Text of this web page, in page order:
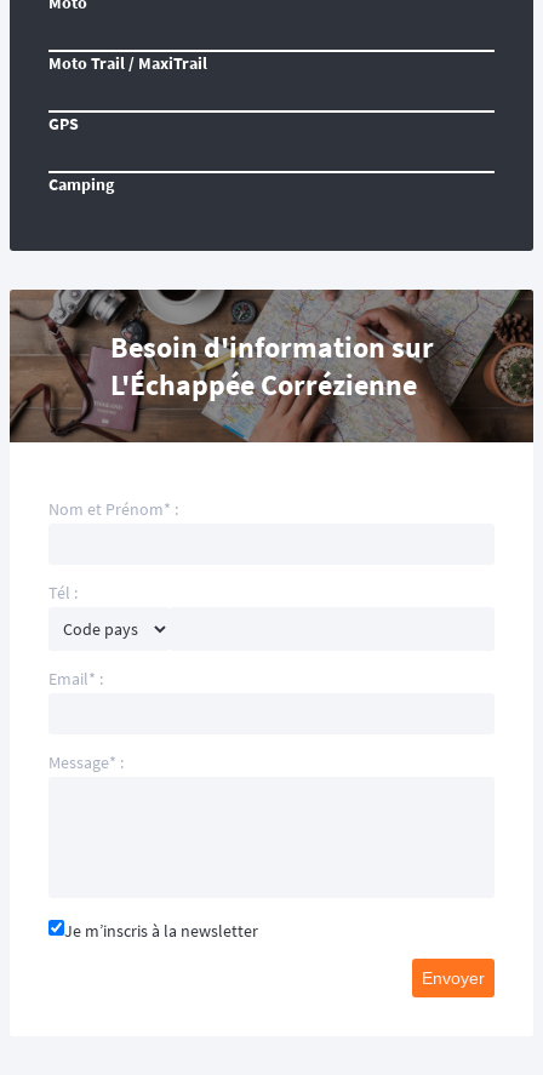
Moto Trail / MaxiTrail
GPS
Camping
Besoin d'information sur
L'Échappée Corrézienne
Nom et Prénom* :
Tél :
Email* :
Message* :
Je m’inscris à la newsletter
Envoyer